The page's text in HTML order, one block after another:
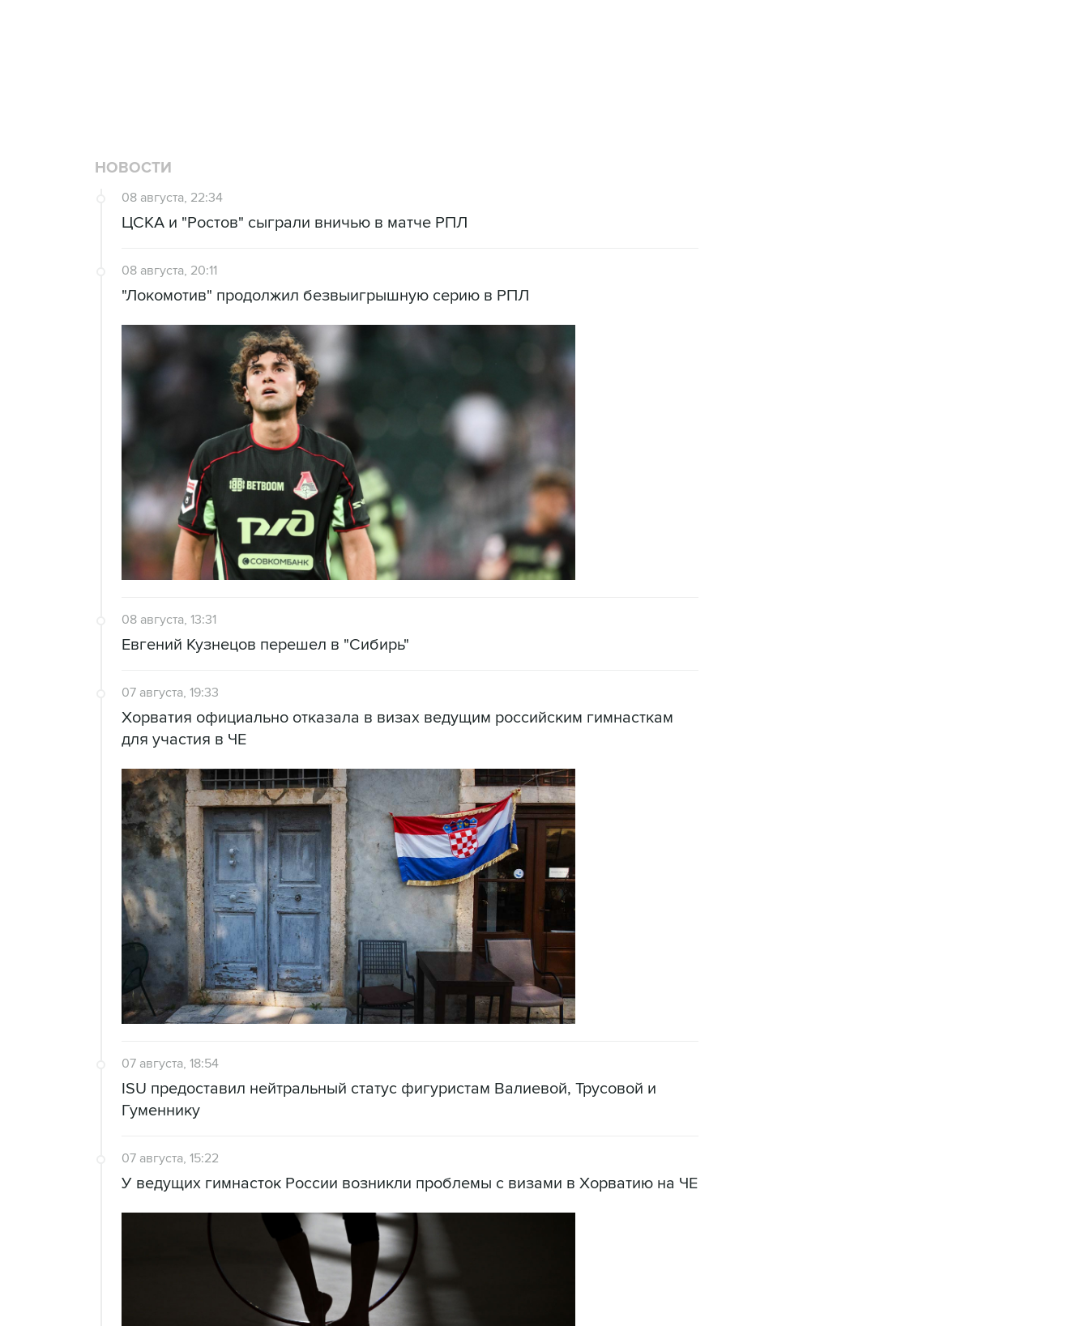
НОВОСТИ
08 августа, 22:34
ЦСКА и "Ростов" сыграли вничью в матче РПЛ
08 августа, 20:11
"Локомотив" продолжил безвыигрышную серию в РПЛ
08 августа, 13:31
Евгений Кузнецов перешел в "Сибирь"
07 августа, 19:33
Хорватия официально отказала в визах ведущим российским гимнасткам
для участия в ЧЕ
07 августа, 18:54
ISU предоставил нейтральный статус фигуристам Валиевой, Трусовой и
Гуменнику
07 августа, 15:22
У ведущих гимнасток России возникли проблемы с визами в Хорватию на ЧЕ